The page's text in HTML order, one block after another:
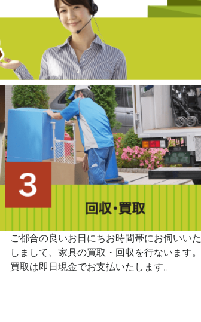
ご都合の良いお日にちお時間帯にお伺いいた
しまして、家具の買取・回収を行ないます。
買取は即日現金でお支払いたします。